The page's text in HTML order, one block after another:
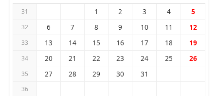
31 1 2 3 4 5
32 6 7 8 9 10 11 12
33 13 14 15 16 17 18 19
34 20 21 22 23 24 25 26
35 27 28 29 30 31
36